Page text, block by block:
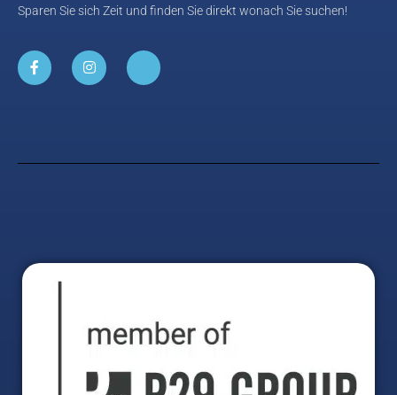
Sparen Sie sich Zeit und finden Sie direkt wonach Sie suchen!